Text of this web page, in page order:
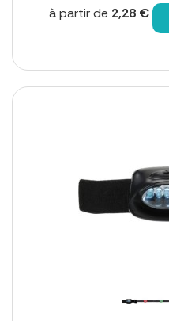
à partir de 2,28 €